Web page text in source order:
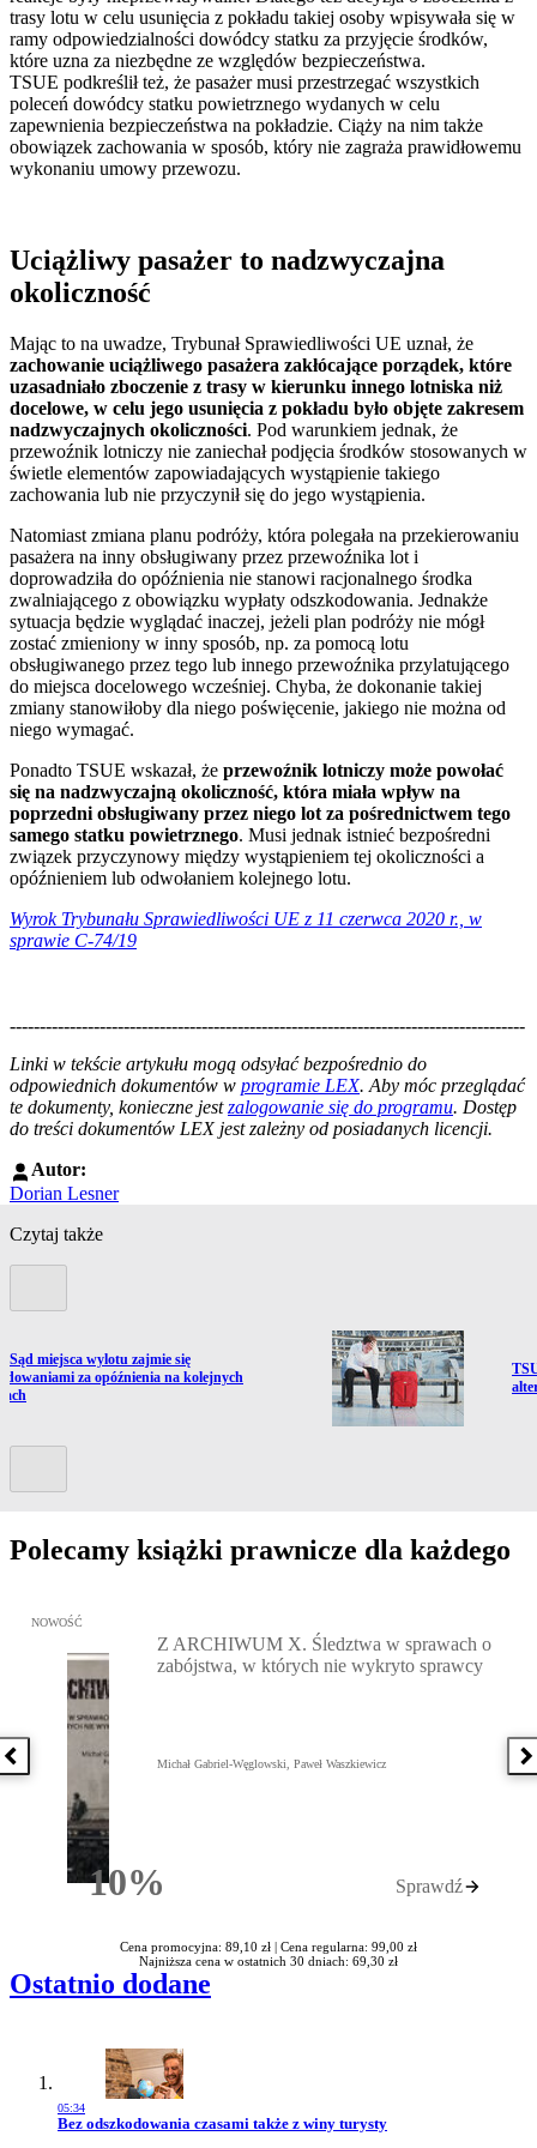
trasy lotu w celu usunięcia z pokładu takiej osoby wpisywała się w
ramy odpowiedzialności dowódcy statku za przyjęcie środków,
które uzna za niezbędne ze względów bezpieczeństwa.
TSUE podkreślił też, że pasażer musi przestrzegać wszystkich
poleceń dowódcy statku powietrznego wydanych w celu
zapewnienia bezpieczeństwa na pokładzie. Ciąży na nim także
obowiązek zachowania w sposób, który nie zagraża prawidłowemu
wykonaniu umowy przewozu.
Uciążliwy pasażer to nadzwyczajna
okoliczność
Mając to na uwadze, Trybunał Sprawiedliwości UE uznał, że
zachowanie uciążliwego pasażera zakłócające porządek, które
uzasadniało zboczenie z trasy w kierunku innego lotniska niż
docelowe, w celu jego usunięcia z pokładu było objęte zakresem
nadzwyczajnych okoliczności. Pod warunkiem jednak, że
przewoźnik lotniczy nie zaniechał podjęcia środków stosowanych w
świetle elementów zapowiadających wystąpienie takiego
zachowania lub nie przyczynił się do jego wystąpienia.
Natomiast zmiana planu podróży, która polegała na przekierowaniu
pasażera na inny obsługiwany przez przewoźnika lot i
doprowadziła do opóźnienia nie stanowi racjonalnego środka
zwalniającego z obowiązku wypłaty odszkodowania. Jednakże
sytuacja będzie wyglądać inaczej, jeżeli plan podróży nie mógł
zostać zmieniony w inny sposób, np. za pomocą lotu
obsługiwanego przez tego lub innego przewoźnika przylatującego
do miejsca docelowego wcześniej. Chyba, że dokonanie takiej
zmiany stanowiłoby dla niego poświęcenie, jakiego nie można od
niego wymagać.
Ponadto TSUE wskazał, że przewoźnik lotniczy może powołać
się na nadzwyczajną okoliczność, która miała wpływ na
poprzedni obsługiwany przez niego lot za pośrednictwem tego
samego statku powietrznego. Musi jednak istnieć bezpośredni
związek przyczynowy między wystąpieniem tej okoliczności a
opóźnieniem lub odwołaniem kolejnego lotu.
Wyrok Trybunału Sprawiedliwości UE z 11 czerwca 2020 r., w
sprawie C-74/19
--------------------------------------------------------------------------------------
Linki w tekście artykułu mogą odsyłać bezpośrednio do
odpowiednich dokumentów w programie LEX. Aby móc przeglądać
te dokumenty, konieczne jestzalogowanie się do programu. Dostęp
do treści dokumentów LEX jest zależny od posiadanych licencji.
Autor:
Dorian Lesner
Czytaj także
do artykułu:
Sąd miejsca wylotu zajmie się
za opóźnienia na kolejnych
Polecamy książki prawnicze dla każdego
Poprzednia książka
Przejdź do: Z ARCHIWUM X. Śledztwa w sprawach o
NOWOŚĆ
10%Rabatu
Z ARCHIWUM X. Śledztwa w sprawach o
zabójstwa, w których nie wykryto sprawcy
Michał Gabriel-Węglowski, Paweł Waszkiewicz
Sprawdź
Cena promocyjna: 89,10 zł | Cena regularna: 99,00 zł
Najniższa cena w ostatnich 30 dniach: 69,30 zł
Ostatnio dodane
05:34
Przejdź do artykułu:
Bez odszkodowania czasami także z winy turysty